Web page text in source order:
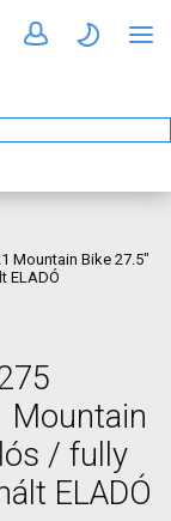
Mountain Bike 27.5"
ELADÓ
Mountain
/ fully
ELADÓ